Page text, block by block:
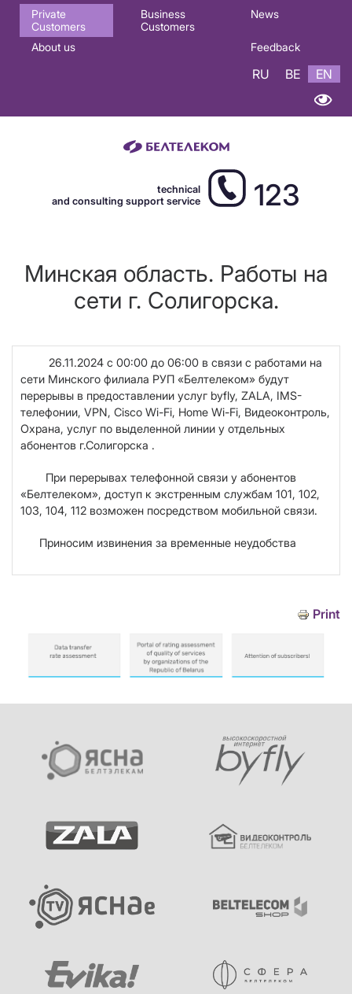
Основная
навигация
Private
Customers
Business
Customers
News
About us Feedback
RU BE EN
technical
and consulting support service
123
Минская область. Работы на
сети г. Солигорска.
26.11.2024 с 00:00 до 06:00 в связи с работами на
сети Минского филиала РУП «Белтелеком» будут
перерывы в предоставлении услуг byfly, ZALA, IMS-
телефонии, VPN, Cisco Wi-Fi, Home Wi-Fi, Видеоконтроль,
Охрана, услуг по выделенной линии у отдельных
абонентов г.Солигорска .
При перерывах телефонной связи у абонентов
«Белтелеком», доступ к экстренным службам 101, 102,
103, 104, 112 возможен посредством мобильной связи.
Приносим извинения за временные неудобства
Print